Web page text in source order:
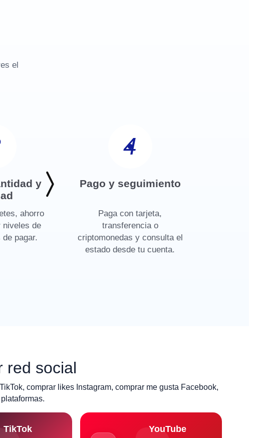
el
y
ahorro
niveles de
pagar.
4
Pago y seguimiento
Paga con tarjeta,
transferencia o
criptomonedas y consulta el
estado desde tu cuenta.
red social
comprar likes Instagram, comprar me gusta Facebook,
TikTok YouTube